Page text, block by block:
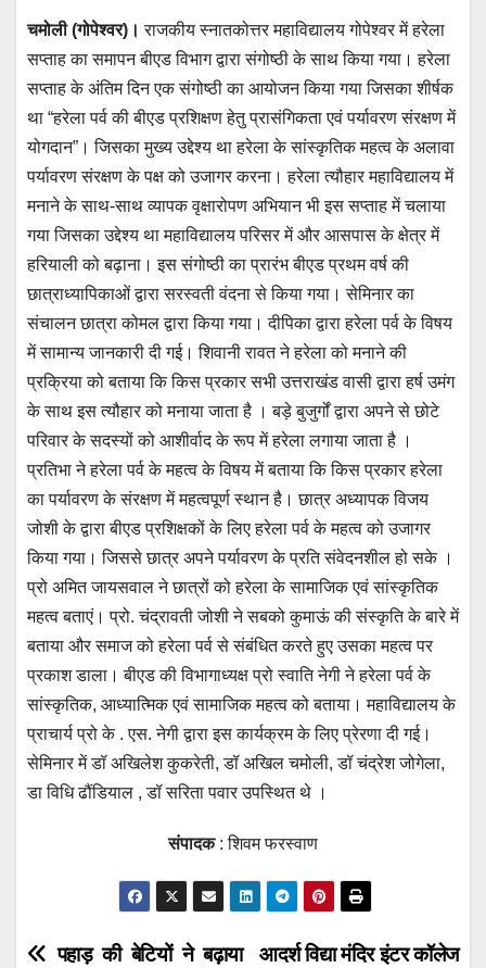
h
at
s
A
p
p
c
e
b
o
o
k
tt
er
ail
e
ss
e
n
g
er
e
gr
a
m
चमोली (गोपेश्वर)। राजकीय स्नातकोत्तर महाविद्यालय गोपेश्वर में हरेला
सप्ताह का समापन बीएड विभाग द्वारा संगोष्ठी के साथ किया गया। हरेला
सप्ताह के अंतिम दिन एक संगोष्ठी का आयोजन किया गया जिसका शीर्षक
था “हरेला पर्व की बीएड प्रशिक्षण हेतु प्रासंगिकता एवं पर्यावरण संरक्षण में
योगदान”। जिसका मुख्य उद्देश्य था हरेला के सांस्कृतिक महत्व के अलावा
पर्यावरण संरक्षण के पक्ष को उजागर करना। हरेला त्यौहार महाविद्यालय में
मनाने के साथ-साथ व्यापक वृक्षारोपण अभियान भी इस सप्ताह में चलाया
गया जिसका उद्देश्य था महाविद्यालय परिसर में और आसपास के क्षेत्र में
हरियाली को बढ़ाना। इस संगोष्ठी का प्रारंभ बीएड प्रथम वर्ष की
छात्राध्यापिकाओं द्वारा सरस्वती वंदना से किया गया। सेमिनार का
संचालन छात्रा कोमल द्वारा किया गया। दीपिका द्वारा हरेला पर्व के विषय
में सामान्य जानकारी दी गई। शिवानी रावत ने हरेला को मनाने की
प्रक्रिया को बताया कि किस प्रकार सभी उत्तराखंड वासी द्वारा हर्ष उमंग
के साथ इस त्यौहार को मनाया जाता है । बड़े बुजुर्गों द्वारा अपने से छोटे
परिवार के सदस्यों को आशीर्वाद के रूप में हरेला लगाया जाता है ।
प्रतिभा ने हरेला पर्व के महत्व के विषय में बताया कि किस प्रकार हरेला
का पर्यावरण के संरक्षण में महत्वपूर्ण स्थान है। छात्र अध्यापक विजय
जोशी के द्वारा बीएड प्रशिक्षकों के लिए हरेला पर्व के महत्व को उजागर
किया गया। जिससे छात्र अपने पर्यावरण के प्रति संवेदनशील हो सके ।
प्रो अमित जायसवाल ने छात्रों को हरेला के सामाजिक एवं सांस्कृतिक
महत्व बताएं। प्रो. चंद्रावती जोशी ने सबको कुमाऊं की संस्कृति के बारे में
बताया और समाज को हरेला पर्व से संबंधित करते हुए उसका महत्व पर
प्रकाश डाला। बीएड की विभागाध्यक्ष प्रो स्वाति नेगी ने हरेला पर्व के
सांस्कृतिक, आध्यात्मिक एवं सामाजिक महत्व को बताया। महाविद्यालय के
प्राचार्य प्रो के . एस. नेगी द्वारा इस कार्यक्रम के लिए प्रेरणा दी गई।
सेमिनार में डॉ अखिलेश कुकरेती, डॉ अखिल चमोली, डॉ चंद्रेश जोगेला,
डा विधि ढौंडियाल , डॉ सरिता पवार उपस्थित थे ।
संपादक: शिवम फरस्वाण
आदर्श विद्या मंदिर इंटर कॉलेज
पहाड़ की बेटियों ने बढ़ाया